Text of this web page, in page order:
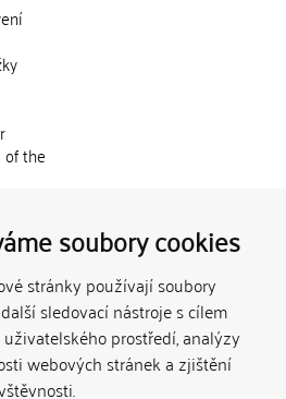
soubory cookies
stránky používají soubory
sledovací nástroje s cílem
prostředí, analýzy
webových stránek a zjištění
the
k
autora.
not
of